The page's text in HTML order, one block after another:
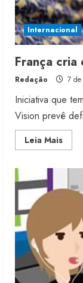
Internacional
França
Redação 7
Iniciativa que
Vision prevê
Leia MaisRead
more
de